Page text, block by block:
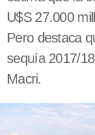
U$S 27.000
Pero destaca
sequía 2017/
Macri.